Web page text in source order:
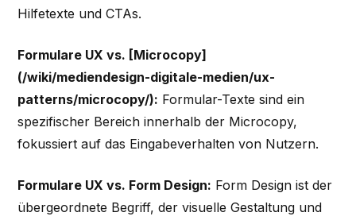
Hilfetexte und CTAs.
Formulare UX vs. [Microcopy]
(/wiki/mediendesign-digitale-medien/ux-
patterns/microcopy/): Formular-Texte sind ein
spezifischer Bereich innerhalb der Microcopy,
fokussiert auf das Eingabeverhalten von Nutzern.
Formulare UX vs. Form Design: Form Design ist der
übergeordnete Begriff, der visuelle Gestaltung und